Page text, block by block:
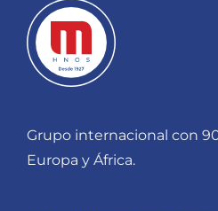
Grupo internacional con
Europa y África.